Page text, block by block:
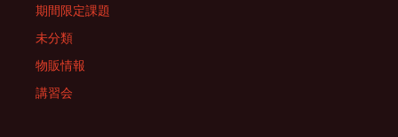
期間限定課題
未分類
物販情報
講習会